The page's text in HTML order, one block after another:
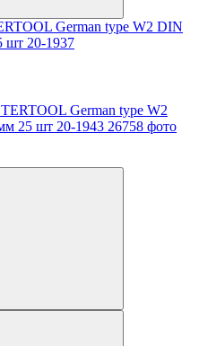
German type W2 DIN
шт 20-1937